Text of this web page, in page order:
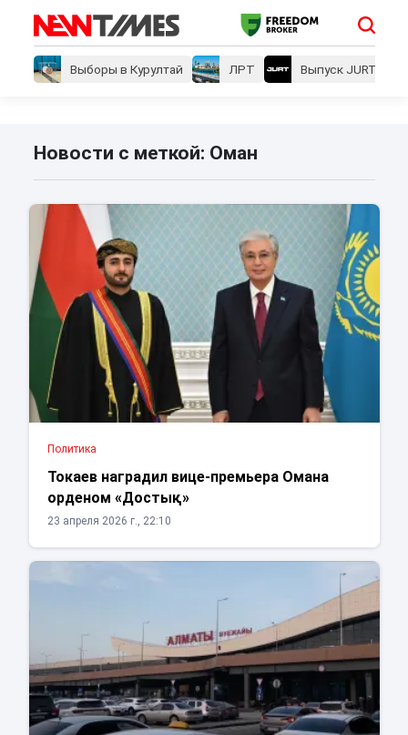
Выборы в Курултай ЛРТ Выпуск JURT
Новости с меткой: Оман
Политика
Токаев наградил вице-премьера Омана
орденом «Достық»
23 апреля 2026 г., 22:10